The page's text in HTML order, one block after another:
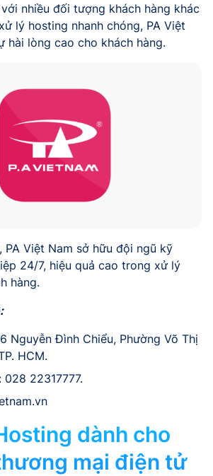
nhiều đối tượng khách hàng khác
lý hosting nhanh chóng, PA Việt
hài lòng cao cho khách hàng.
PA Việt Nam sở hữu đội ngũ kỹ
24/7, hiệu quả cao trong xử lý
hàng.
Nguyễn Đình Chiểu, Phường Võ Thị
HCM.
22317777.
dành cho
mại điện tử